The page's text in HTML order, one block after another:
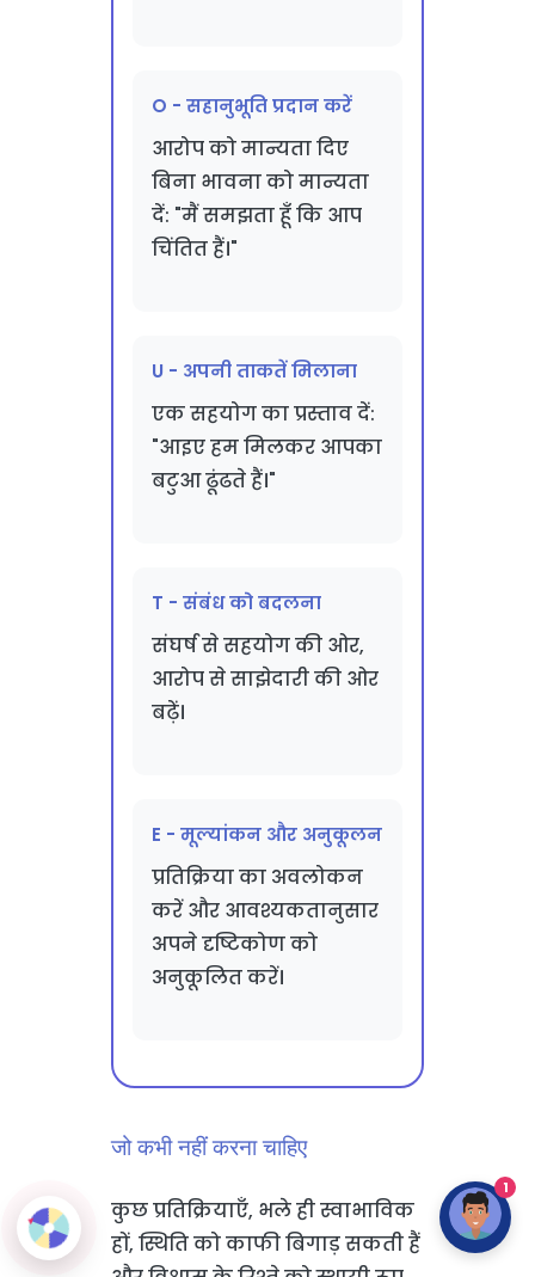
O - सहानुभूति प्रदान करें
आरोप को मान्यता दिए
बिना भावना को मान्यता
दें: "मैं समझता हूँ कि आप
चिंतित हैं।"
U - अपनी ताकतें मिलाना
एक सहयोग का प्रस्ताव दें:
"आइए हम मिलकर आपका
बटुआ ढूंढते हैं।"
T - संबंध को बदलना
संघर्ष से सहयोग की ओर,
आरोप से साझेदारी की ओर
बढ़ें।
E - मूल्यांकन और अनुकूलन
प्रतिक्रिया का अवलोकन
करें और आवश्यकतानुसार
अपने दृष्टिकोण को
अनुकूलित करें।
जो कभी नहीं करना चाहिए
कुछ प्रतिक्रियाएँ, भले ही स्वाभाविक
हों, स्थिति को काफी बिगाड़ सकती हैं
1